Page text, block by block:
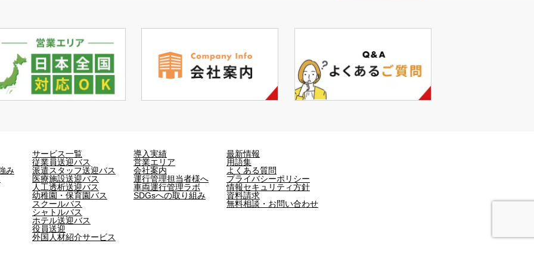
み
サービス一覧
従業員送迎バス
派遣スタッフ送迎バス
医療施設送迎バス
人工透析送迎バス
幼稚園・保育園バス
スクールバス
シャトルバス
ホテル送迎バス
役員送迎
外国人材紹介サービス
導入実績
営業エリア
会社案内
運行管理担当者様へ
車両運行管理ラボ
SDGsへの取り組み
最新情報
用語集
よくある質問
プライバシーポリシー
情報セキュリティ方針
資料請求
無料相談・お問い合わせ